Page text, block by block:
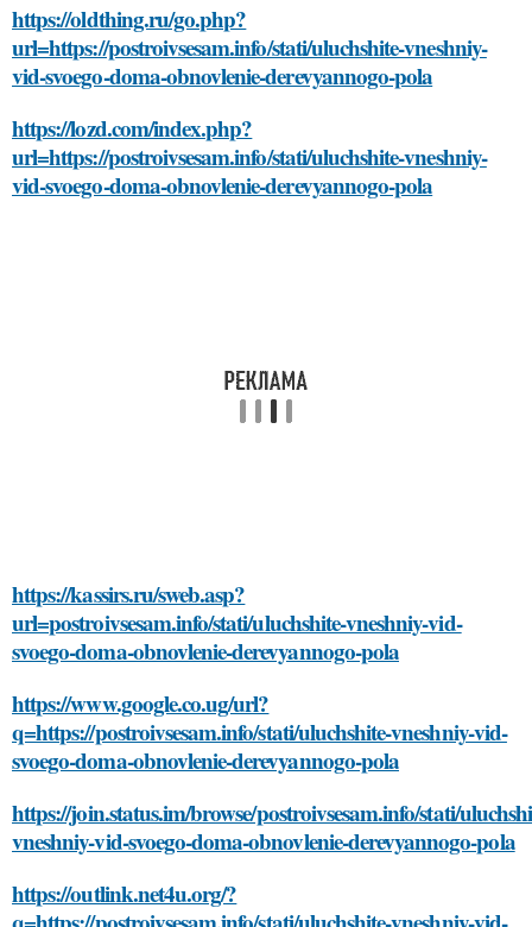
https://oldthing.ru/go.php?
url=https://postroivsesam.info/stati/uluchshite-vneshniy-
vid-svoego-doma-obnovlenie-derevyannogo-pola
https://lozd.com/index.php?
url=https://postroivsesam.info/stati/uluchshite-vneshniy-
vid-svoego-doma-obnovlenie-derevyannogo-pola
https://kassirs.ru/sweb.asp?
url=postroivsesam.info/stati/uluchshite-vneshniy-vid-
svoego-doma-obnovlenie-derevyannogo-pola
https://www.google.co.ug/url?
q=https://postroivsesam.info/stati/uluchshite-vneshniy-vid-
svoego-doma-obnovlenie-derevyannogo-pola
https://join.status.im/browse/postroivsesam.info/stati/
vneshniy-vid-svoego-doma-obnovlenie-derevyannogo-pola
https://outlink.net4u.org/?